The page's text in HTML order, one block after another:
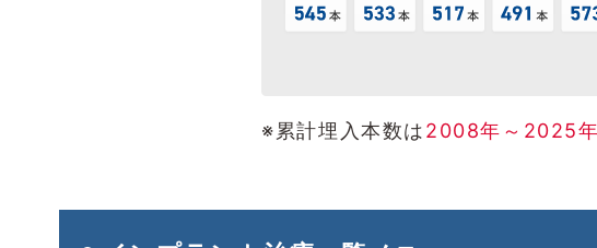
※累計埋入本数は2008年～2025